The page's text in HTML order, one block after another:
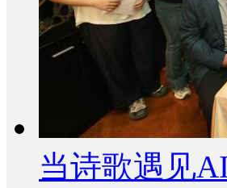
当诗歌遇见